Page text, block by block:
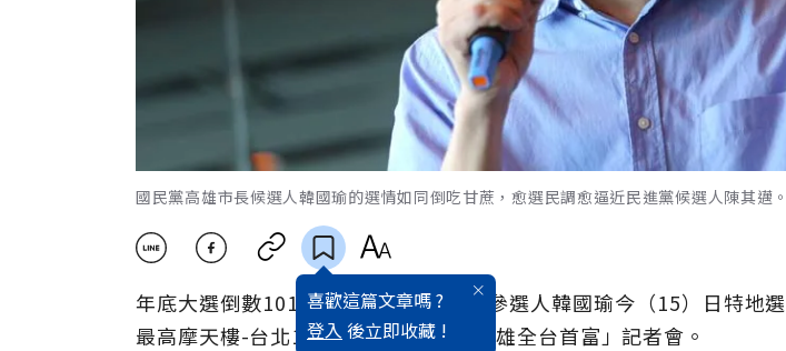
國民黨高雄市長候選人韓國瑜的選情如同倒吃甘蔗，愈選民調愈逼近民進黨候選人陳其邁。
喜歡這篇文章嗎 ?
登入 後立即收藏 !
年底大選倒數101天，國民黨高雄市長參選人韓國瑜今（15）日特地
最高摩天樓-台北101大樓舉辦「打造高雄全台首富」記者會。